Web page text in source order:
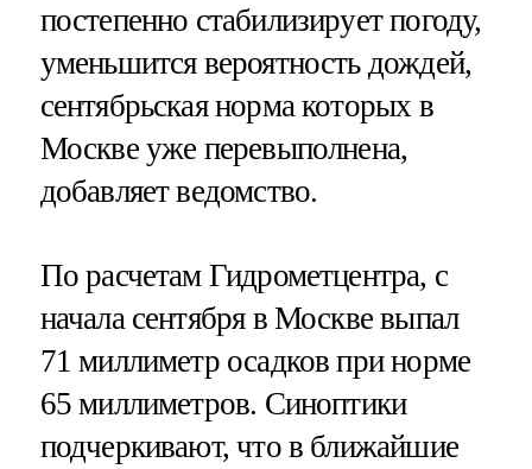
постепенно стабилизирует погоду,
уменьшится вероятность дождей,
сентябрьская норма которых в
Москве уже перевыполнена,
добавляет ведомство.
По расчетам Гидрометцентра, с
начала сентября в Москве выпал
71 миллиметр осадков при норме
65 миллиметров. Синоптики
подчеркивают, что в ближайшие